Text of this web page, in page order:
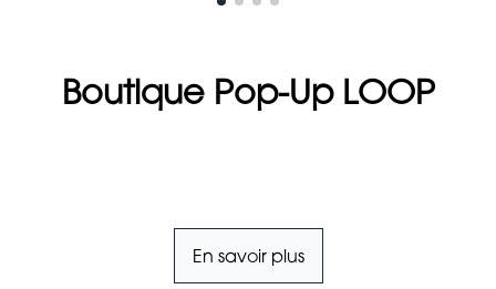
Boutique Pop-Up LOOP
En savoir plus